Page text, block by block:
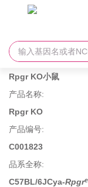
Rpgr KO小鼠
产品名称:
Rpgr KO
产品编号:
C001823
品系全称:
C57BL/6JCya-Rpgr